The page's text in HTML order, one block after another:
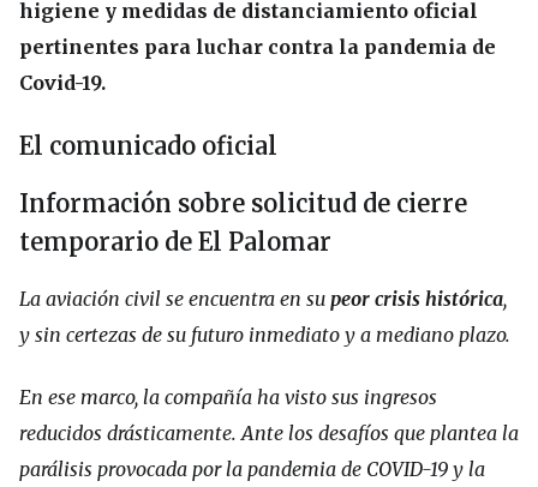
higiene y medidas de distanciamiento oficial
pertinentes para luchar contra la pandemia de
Covid-19.
El comunicado oficial
Información sobre solicitud de cierre
temporario de El Palomar
La aviación civil se encuentra en su peor crisis histórica,
y sin certezas de su futuro inmediato y a mediano plazo.
En ese marco, la compañía ha visto sus ingresos
reducidos drásticamente. Ante los desafíos que plantea la
parálisis provocada por la pandemia de COVID-19 y la